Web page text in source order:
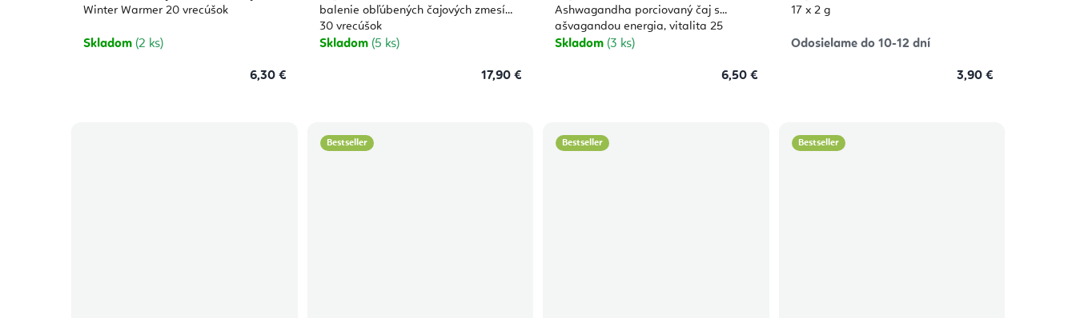
Winter Warmer 20 vrecúšok
Skladom (2 ks)
6,30 €
balenie obľúbených čajových zmesí
30 vrecúšok
Skladom (5 ks)
17,90 €
Ashwagandha porciovaný čaj s
ašvagandou energia, vitalita 25
vrecúšok (25 x 2 g)
Skladom (3 ks)
6,50 €
17 x 2 g
Odosielame do 10-12 dní
3,90 €
Bestseller Bestseller Bestseller